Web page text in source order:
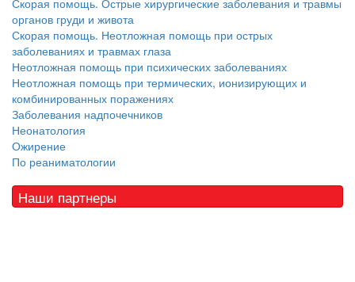
Скорая помощь. Острые хирургические заболевания и травмы
органов груди и живота
Скорая помощь. Неотложная помощь при острых
заболеваниях и травмах глаза
Неотложная помощь при психических заболеваниях
Неотложная помощь при термических, ионизирующих и
комбинированных поражениях
Заболевания надпочечников
Неонатология
Ожирение
По реаниматологии
Наши партнеры